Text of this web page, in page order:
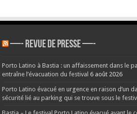
—- REVUE DE PRESSE —-
Porto Latino à Bastia : un affaissement dans le
entraîne l’évacuation du festival 6 août 2026
Porto Latino évacué en urgence en raison d’un
sécurité lié au parking qui se trouve sous le